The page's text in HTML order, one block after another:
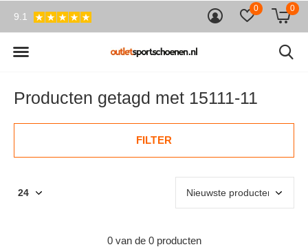
0 0
9.1
Producten getagd met 15111-11
FILTER
0 van de 0 producten